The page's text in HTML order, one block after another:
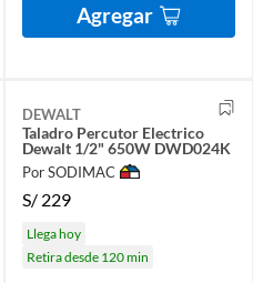
Agregar
DEWALT
Taladro Percutor Electrico
Dewalt 1/2" 650W DWD024K
Por SODIMAC
S/ 229
Llega hoy
Retira desde 120 min